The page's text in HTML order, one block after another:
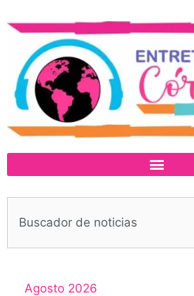
Agosto 2026